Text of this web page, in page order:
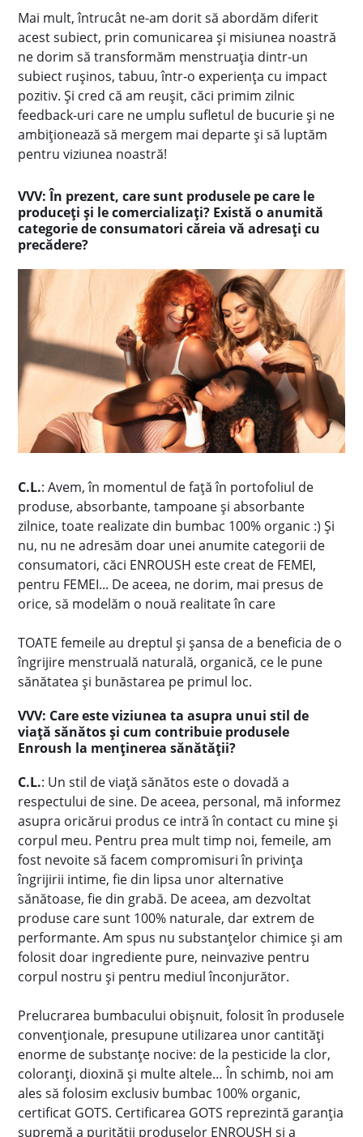
Mai mult, întrucât ne-am dorit să abordăm diferit
acest subiect, prin comunicarea și misiunea noastră
ne dorim să transformăm menstruația dintr-un
subiect rușinos, tabuu, într-o experiența cu impact
pozitiv. Și cred că am reușit, căci primim zilnic
feedback-uri care ne umplu sufletul de bucurie și ne
ambiționează să mergem mai departe și să luptăm
pentru viziunea noastră!
VVV: În prezent, care sunt produsele pe care le
produceți și le comercializați? Există o anumită
categorie de consumatori căreia vă adresați cu
precădere?
C.L.: Avem, în momentul de față în portofoliul de
produse, absorbante, tampoane și absorbante
zilnice, toate realizate din bumbac 100% organic :) Și
nu, nu ne adresăm doar unei anumite categorii de
consumatori, căci ENROUSH este creat de FEMEI,
pentru FEMEI... De aceea, ne dorim, mai presus de
orice, să modelăm o nouă realitate în care
TOATE femeile au dreptul și șansa de a beneficia de o
îngrijire menstruală naturală, organică, ce le pune
sănătatea și bunăstarea pe primul loc.
VVV: Care este viziunea ta asupra unui stil de
viață sănătos și cum contribuie produsele
Enroush la menținerea sănătății?
C.L.: Un stil de viață sănătos este o dovadă a
respectului de sine. De aceea, personal, mă informez
asupra oricărui produs ce intră în contact cu mine și
corpul meu. Pentru prea mult timp noi, femeile, am
fost nevoite să facem compromisuri în privința
îngrijirii intime, fie din lipsa unor alternative
sănătoase, fie din grabă. De aceea, am dezvoltat
produse care sunt 100% naturale, dar extrem de
performante. Am spus nu substanțelor chimice și am
folosit doar ingrediente pure, neinvazive pentru
corpul nostru și pentru mediul înconjurător.
Prelucrarea bumbacului obișnuit, folosit în produsele
convenționale, presupune utilizarea unor cantități
enorme de substanțe nocive: de la pesticide la clor,
coloranți, dioxină și multe altele… În schimb, noi am
ales să folosim exclusiv bumbac 100% organic,
certificat GOTS. Certificarea GOTS reprezintă garanția
supremă a purității produselor ENROUSH și a